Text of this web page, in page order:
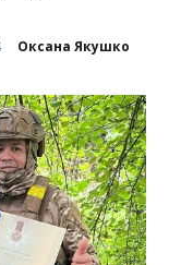
Оксана Якушко